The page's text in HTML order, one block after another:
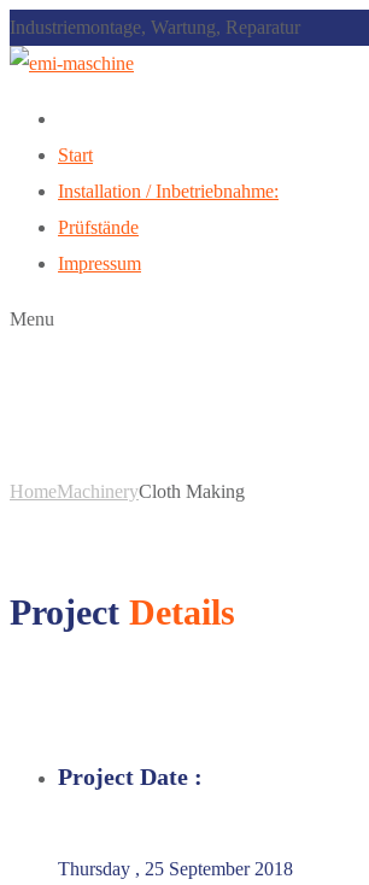
Industriemontage, Wartung, Reparatur
Start
Installation / Inbetriebnahme:
Prüfstände
Impressum
Menu
HomeMachineryCloth Making
Project Details
Project Date :
Thursday , 25 September 2018